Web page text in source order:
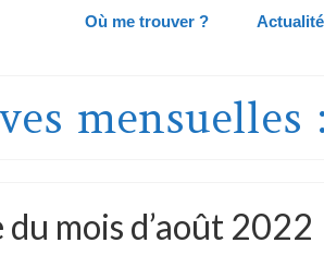
Où me trouver ?
mensuelles
du mois d’août 2022